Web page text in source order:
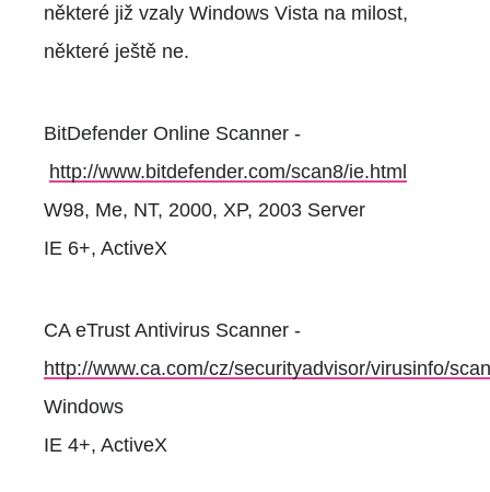
některé již vzaly Windows Vista na milost,
některé ještě ne.
BitDefender Online Scanner -
http://www.bitdefender.com/scan8/ie.html
W98, Me, NT, 2000, XP, 2003 Server
IE 6+, ActiveX
CA eTrust Antivirus Scanner -
http://www.ca.com/cz/securityadvisor/virusinfo/
Windows
IE 4+, ActiveX